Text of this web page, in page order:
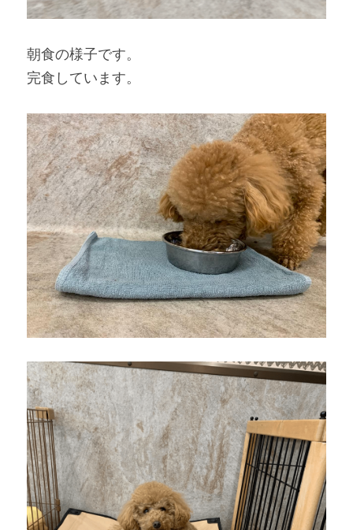
朝食の様子です。
完食しています。